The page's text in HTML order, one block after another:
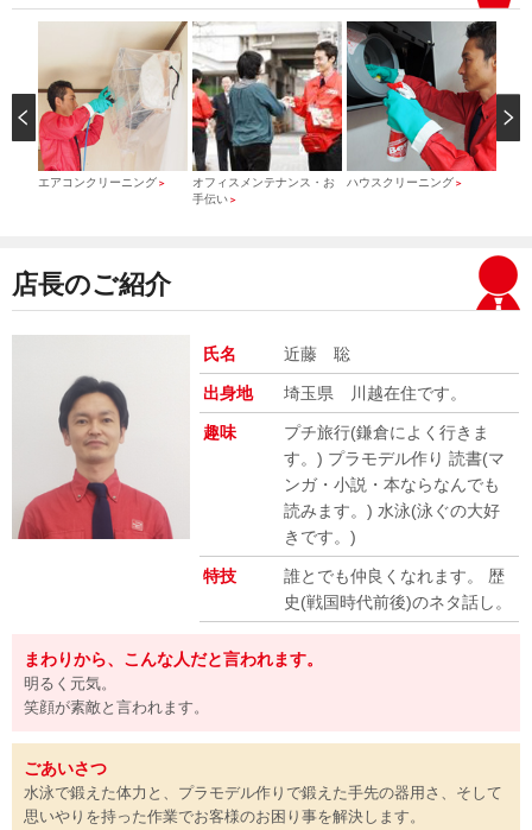
エアコンクリーニング ＞
オフィスメンテナンス・お
手伝い ＞
ハウスクリーニング ＞
店長のご紹介
氏名 近藤 聡
出身地 埼玉県 川越在住です。
趣味
プチ旅行(鎌倉によく行きま
す。) プラモデル作り 読書(マ
ンガ・小説・本ならなんでも
読みます。) 水泳(泳ぐの大好
きです。)
特技
誰とでも仲良くなれます。 歴
史(戦国時代前後)のネタ話し。
まわりから、こんな人だと言われます。
明るく元気。
笑顔が素敵と言われます。
ごあいさつ
水泳で鍛えた体力と、プラモデル作りで鍛えた手先の器用さ、そして
思いやりを持った作業でお客様のお困り事を解決します。